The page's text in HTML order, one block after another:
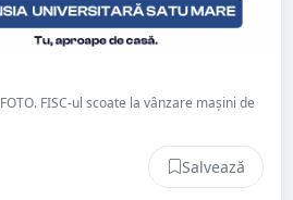
FOTO. FISC-ul scoate la vânzare mașini de
Salvează